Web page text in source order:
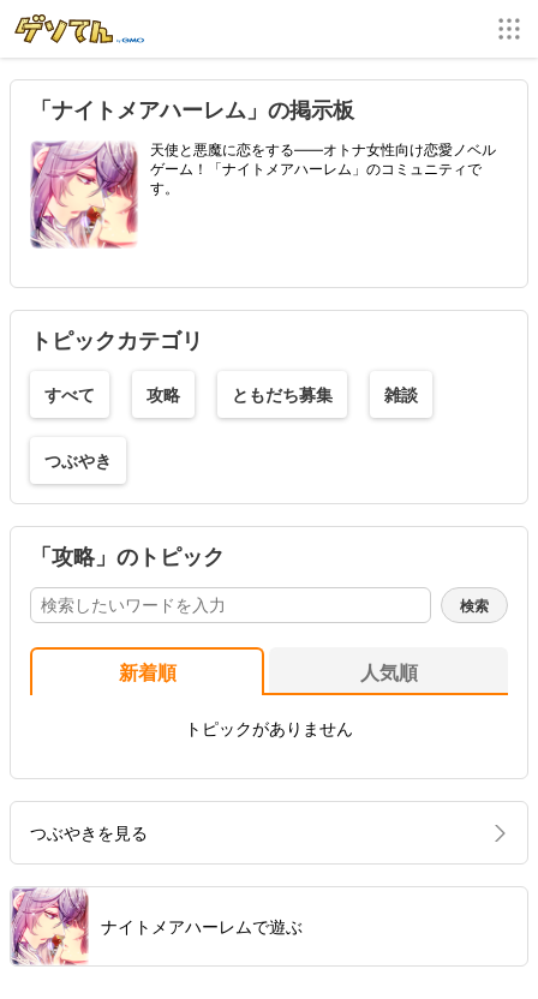
「ナイトメアハーレム」の掲示板
天使と悪魔に恋をする――オトナ女性向け恋愛ノベル
ゲーム！「ナイトメアハーレム」のコミュニティで
す。
トピックカテゴリ
すべて 攻略 ともだち募集 雑談
つぶやき
「攻略」のトピック
新着順 人気順
トピックがありません
つぶやきを見る
ナイトメアハーレムで遊ぶ